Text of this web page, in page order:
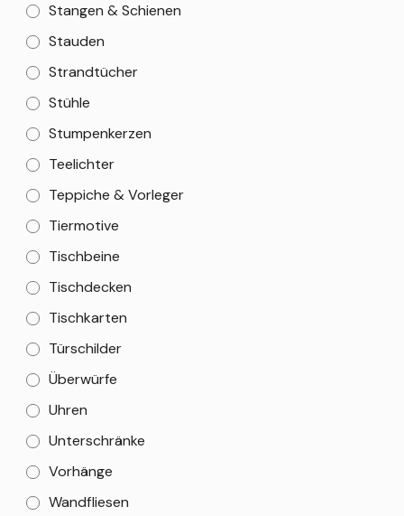
Stangen & Schienen
Stauden
Strandtücher
Stühle
Stumpenkerzen
Teelichter
Teppiche & Vorleger
Tiermotive
Tischbeine
Tischdecken
Tischkarten
Türschilder
Überwürfe
Uhren
Unterschränke
Vorhänge
Wandfliesen